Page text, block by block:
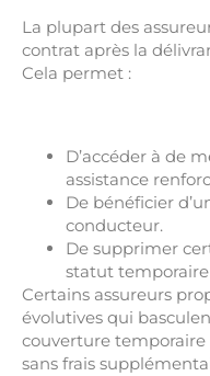
La plupart des
contrat après la
Cela permet :
D’accéder à de
assistance
De bénéficier
conducteur.
De supprimer
statut
Certains assureurs
évolutives qui
couverture
sans frais